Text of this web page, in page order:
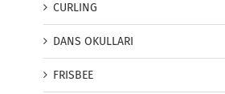
CURLING
DANS OKULLARI
FRISBEE